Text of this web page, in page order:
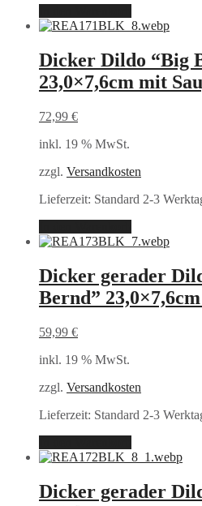
Dicker Dildo “Big
23,0×7,6cm mit
72,99 €
inkl. 19 % MwSt.
zzgl. Versandkosten
Lieferzeit: Standard 2-3
Dicker gerader
Bernd”
59,99 €
inkl. 19 % MwSt.
zzgl. Versandkosten
Lieferzeit: Standard 2-3
Dicker gerader